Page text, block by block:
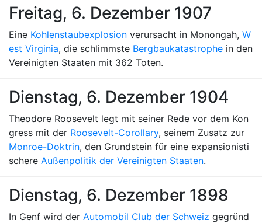
Freitag, 6. Dezember 1907
Eine Kohlenstaubexplosion verursacht in Monongah, W
est Virginia, die schlimmste Bergbaukatastrophe in den
Vereinigten Staaten mit 362 Toten.
Dienstag, 6. Dezember 1904
Theodore Roosevelt legt mit seiner Rede vor dem Kon
gress mit der Roosevelt-Corollary, seinem Zusatz zur
Monroe-Doktrin, den Grundstein für eine expansionisti
schere Außenpolitik der Vereinigten Staaten.
Dienstag, 6. Dezember 1898
In Genf wird der Automobil Club der Schweiz gegründ